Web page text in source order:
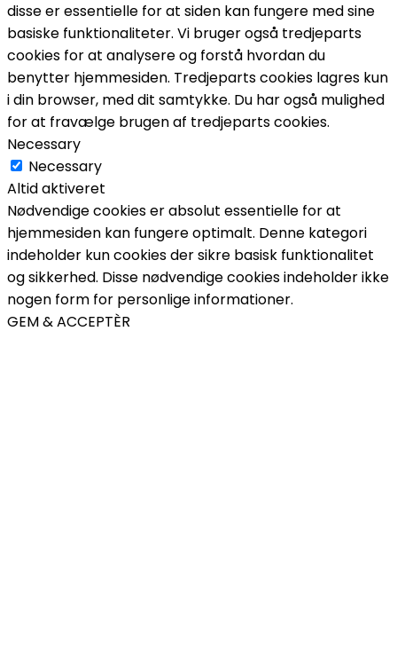
disse er essentielle for at siden kan fungere med sine
basiske funktionaliteter. Vi bruger også tredjeparts
cookies for at analysere og forstå hvordan du
benytter hjemmesiden. Tredjeparts cookies lagres kun
i din browser, med dit samtykke. Du har også mulighed
for at fravælge brugen af tredjeparts cookies.
Necessary
Necessary
Altid aktiveret
Nødvendige cookies er absolut essentielle for at
hjemmesiden kan fungere optimalt. Denne kategori
indeholder kun cookies der sikre basisk funktionalitet
og sikkerhed. Disse nødvendige cookies indeholder ikke
nogen form for personlige informationer.
GEM & ACCEPTÈR